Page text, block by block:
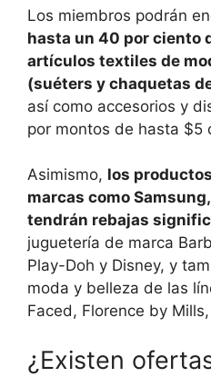
Los miembros podrán
hasta un 40 por ciento
artículos textiles de
(suéters y chaquetas
así como accesorios y
por montos de hasta $5
Asimismo, los
marcas como
tendrán rebajas
juguetería de marca
Play-Doh y Disney, y
moda y belleza de las
Faced, Florence by
¿Existen